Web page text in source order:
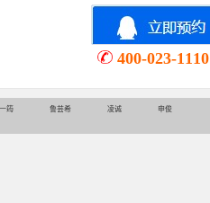
400-023-1110
筠 鲁芸希 凌诚 申俊